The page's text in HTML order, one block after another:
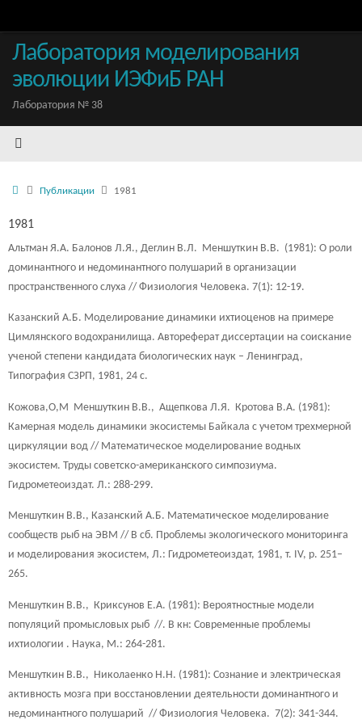
содержимому
Лаборатория моделирования
эволюции ИЭФиБ РАН
Лаборатория № 38
ДомойПубликации 1981
1981
Альтман Я.А. Балонов Л.Я., Деглин В.Л. Меншуткин В.В. (1981): О роли
доминантного и недоминантного полушарий в организации
пространственного слуха // Физиология Человека. 7(1): 12-19.
Казанский А.Б. Моделирование динамики ихтиоценов на примере
Цимлянского водохранилища. Автореферат диссертации на соискание
ученой степени кандидата биологических наук – Ленинград,
Типография СЗРП, 1981, 24 с.
Кожова,O,M Меншуткин В.В., Ащепкова Л.Я. Кротова В.А. (1981):
Камерная модель динамики экосистемы Байкала с учетом трехмерной
циркуляции вод // Математическое моделирование водных
экосистем. Труды советско-американского симпозиума.
Гидрометеоиздат. Л.: 288-299.
Меншуткин В.В., Казанский А.Б. Математическое моделирование
сообществ рыб на ЭВМ // В сб. Проблемы экологического мониторинга
и моделирования экосистем, Л.: Гидрометеоиздат, 1981, т. IV, p. 251–
265.
Меншуткин В.В., Криксунов E.A. (1981): Вероятностные модели
популяций промысловых рыб //. В кн: Современные проблемы
ихтиологии . Наука, M.: 264-281.
Меншуткин В.В., Николаенко Н.Н. (1981): Сознание и электрическая
активность мозга при восстановлении деятельности доминантного и
недоминантного полушарий // Физиология Человека. 7(2): 341-344.